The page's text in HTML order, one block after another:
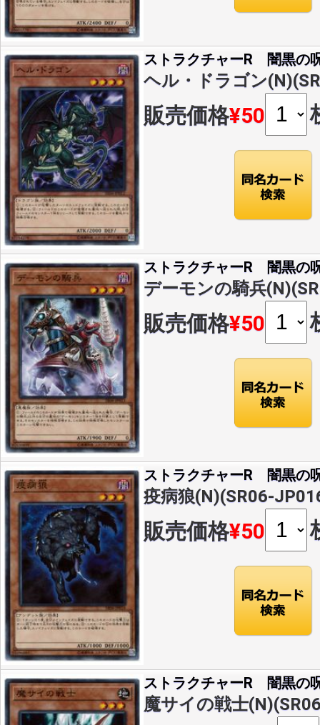
ストラクチャーR 闇黒の
ヘル・ドラゴン
販売価格¥50
ストラクチャーR 闇黒の
デーモンの騎兵
販売価格¥50
ストラクチャーR 闇黒の
疫病狼(N)(SR06-
販売価格¥50
ストラクチャーR 闇黒の
魔サイの戦士